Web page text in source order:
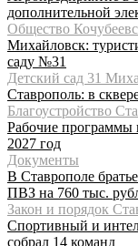
дополнительной
Общество
Михайловск:
саду №31
Детский сад 31
Ставрополь: в
Благоустройство
Рабочие программы
2027 год
Документы
В Ставрополе
ПВЗ на 760 тыс.
Закон и порядок
Спортивный и
собрал 14 команд